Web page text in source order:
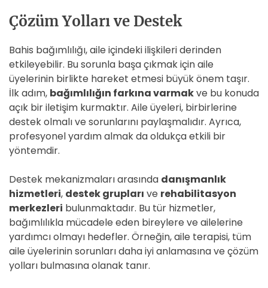
Çözüm Yolları ve Destek
Bahis bağımlılığı, aile içindeki ilişkileri derinden
etkileyebilir. Bu sorunla başa çıkmak için aile
üyelerinin birlikte hareket etmesi büyük önem taşır.
İlk adım, bağımlılığın farkına varmakve bu konuda
açık bir iletişim kurmaktır. Aile üyeleri, birbirlerine
destek olmalı ve sorunlarını paylaşmalıdır. Ayrıca,
profesyonel yardım almak da oldukça etkili bir
yöntemdir.
Destek mekanizmaları arasında danışmanlık
hizmetleri, destek grupları ve rehabilitasyon
merkezleri bulunmaktadır. Bu tür hizmetler,
bağımlılıkla mücadele eden bireylere ve ailelerine
yardımcı olmayı hedefler. Örneğin, aile terapisi, tüm
aile üyelerinin sorunları daha iyi anlamasına ve çözüm
yolları bulmasına olanak tanır.